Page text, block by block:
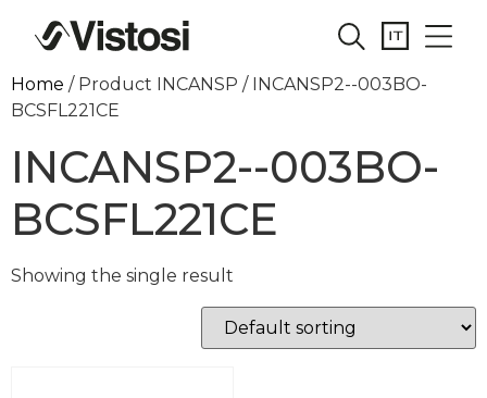
Home / Product INCANSP / INCANSP2--003BO-
BCSFL221CE
INCANSP2--003BO-
BCSFL221CE
Showing the single result